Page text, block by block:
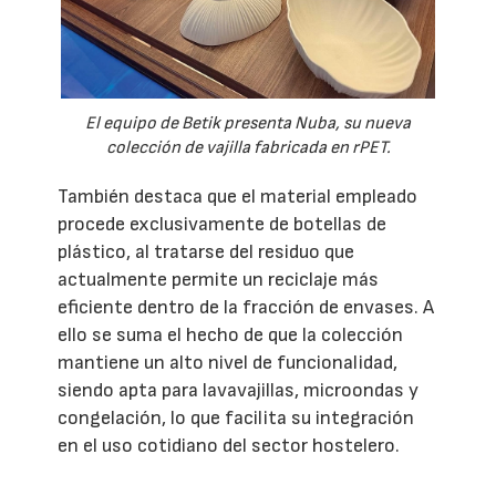
El equipo de Betik presenta Nuba, su nueva
colección de vajilla fabricada en rPET.
También destaca que el material empleado
procede exclusivamente de botellas de
plástico, al tratarse del residuo que
actualmente permite un reciclaje más
eficiente dentro de la fracción de envases. A
ello se suma el hecho de que la colección
mantiene un alto nivel de funcionalidad,
siendo apta para lavavajillas, microondas y
congelación, lo que facilita su integración
en el uso cotidiano del sector hostelero.